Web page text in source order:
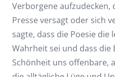
Verborgene aufzudecken,
Presse versagt oder sich
sagte, dass die Poesie
Wahrheit sei und dass
Schönheit uns offenbare,